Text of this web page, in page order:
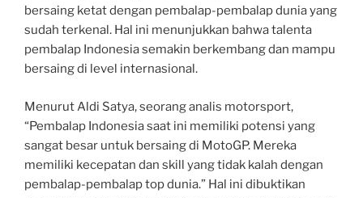
bersaing ketat dengan pembalap-pembalap dunia yang
sudah terkenal. Hal ini menunjukkan bahwa talenta
pembalap Indonesia semakin berkembang dan mampu
bersaing di level internasional.
Menurut Aldi Satya, seorang analis motorsport,
“Pembalap Indonesia saat ini memiliki potensi yang
sangat besar untuk bersaing di MotoGP. Mereka
memiliki kecepatan dan skill yang tidak kalah dengan
pembalap-pembalap top dunia.” Hal ini dibuktikan